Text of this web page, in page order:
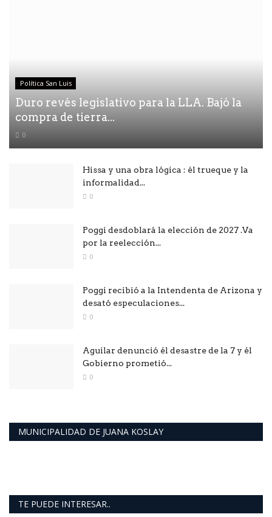
Política San Luis
Duro revés legislativo para la LLA. Bajó la
compra de tierra...
0
Hissa y una obra lógica : él trueque y la
informalidad...
0
Poggi desdoblará la elección de 2027 .Va
por la reelección...
0
Poggi recibió a la Intendenta de Arizona y
desató especulaciones...
0
Aguilar denunció él desastre de la 7 y él
Gobierno prometió...
0
MUNICIPALIDAD DE JUANA KOSLAY
TE PUEDE INTERESAR..